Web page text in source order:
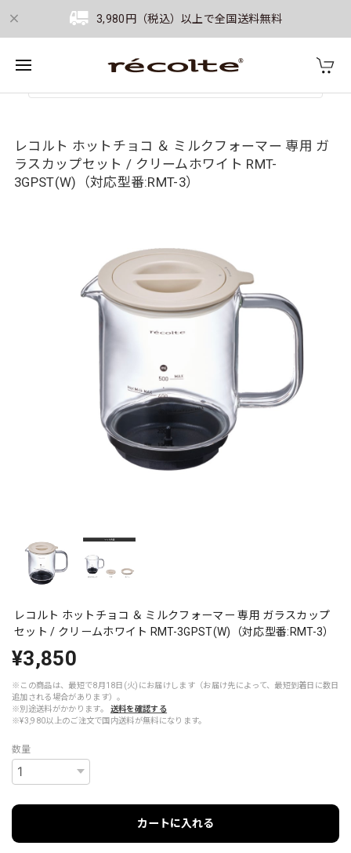
3,980円（税込）以上で全国送料無料
レコルト ホットチョコ ＆ ミルクフォーマー 専用 ガ
ラスカップセット / クリームホワイト RMT-
3GPST(W)（対応型番:RMT-3）
レコルト ホットチョコ ＆ ミルクフォーマー 専用 ガラスカップ
セット / クリームホワイト RMT-3GPST(W)（対応型番:RMT-3）
¥3,850
※この商品は、最短で8月18日(火)にお届けします（お届け先によって、最短到着日に数日
追加される場合があります）。
※別途送料がかかります。
送料を確認する
※¥3,980以上のご注文で国内送料が無料になります。
数量
カートに入れる